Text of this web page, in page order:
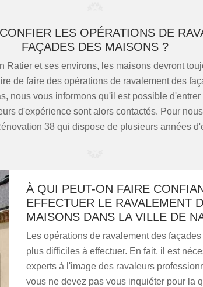
LES OPÉRATIONS DE
FAÇADES DES MAISONS ?
Ratier et ses environs, les maisons devront
de faire des opérations de ravalement des
nous vous informons qu'il est possible
d'expérience sont alors contactés. Pour
38 qui dispose de plusieurs années
À QUI PEUT-ON FAIRE
EFFECTUER LE RAVALEMENT
MAISONS DANS LA VILLE DE
Les opérations de ravalement des
plus difficiles à effectuer. En fait, il est
experts à l'image des ravaleurs
vous ne devez pas vous inquiéter pour la